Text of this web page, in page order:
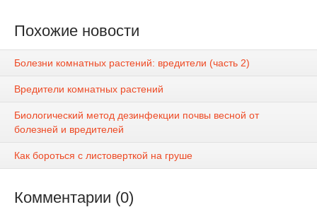
Похожие новости
Болезни комнатных растений: вредители (часть 2)
Вредители комнатных растений
Биологический метод дезинфекции почвы весной от
болезней и вредителей
Как бороться с листоверткой на груше
Комментарии (0)